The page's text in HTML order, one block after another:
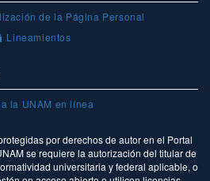
de la Página Personal
Lineamientos
la UNAM en línea
por derechos de autor en el Portal
se requiere la autorización del titular de
universitaria y federal aplicable, o